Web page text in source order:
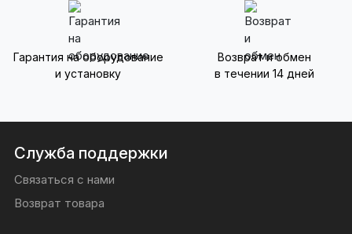
Гарантия на оборудование
и установку
Возврат и обмен
в течении 14 дней
Служба поддержки
Связаться с нами
Возврат товара